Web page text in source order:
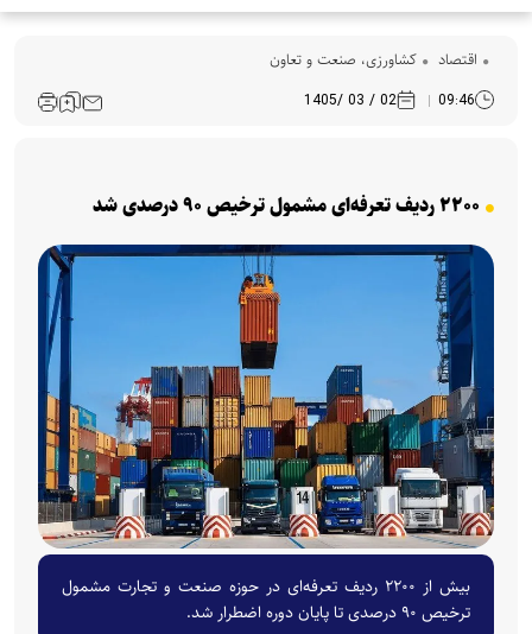
اقتصاد کشاورزی، صنعت و تعاون
09:46
02 / 03 /1405
۲۲۰۰ ردیف تعرفه‌ای مشمول ترخیص ۹۰ درصدی شد
بیش از ۲۲۰۰ ردیف تعرفه‌ای در حوزه صنعت و تجارت مشمول
ترخیص ۹۰ درصدی تا پایان دوره اضطرار شد.